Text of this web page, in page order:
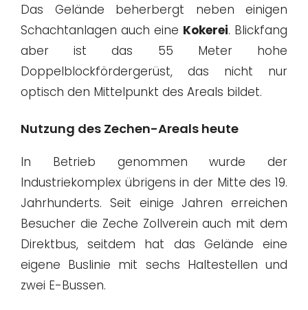
Das Gelände beherbergt neben einigen
Schachtanlagen auch eine Kokerei. Blickfang
aber ist das 55 Meter hohe
Doppelblockfördergerüst, das nicht nur
optisch den Mittelpunkt des Areals bildet.
Nutzung des Zechen-Areals heute
In Betrieb genommen wurde der
Industriekomplex übrigens in der Mitte des 19.
Jahrhunderts. Seit einige Jahren erreichen
Besucher die Zeche Zollverein auch mit dem
Direktbus, seitdem hat das Gelände eine
eigene Buslinie mit sechs Haltestellen und
zwei E-Bussen.